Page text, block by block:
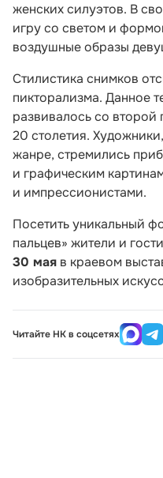
женских силуэтов. В
игру со светом и
воздушные образы
Стилистика снимков
пикторализма. Данное
развивалось со второй
20 столетия.
жанре, стремились
и графическим
и импрессионистами.
Посетить уникальный
пальцев» жители и
30 мая в краевом
изобразительных
Читайте НК в соцсетях